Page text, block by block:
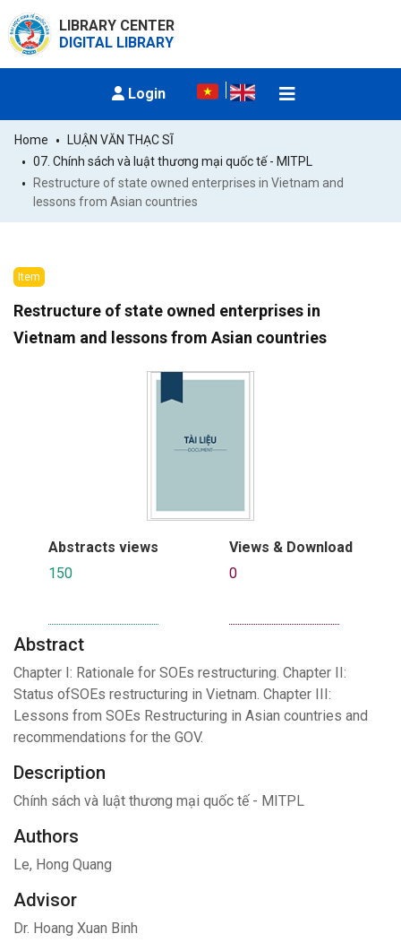
LIBRARY CENTER
DIGITAL LIBRARY
Login
Home
LUẬN VĂN THẠC SĨ
07. Chính sách và luật thương mại quốc tế - MITPL
Restructure of state owned enterprises in Vietnam and
lessons from Asian countries
Item
Restructure of state owned enterprises in
Vietnam and lessons from Asian countries
Abstracts views
150
Views & Download
0
Abstract
Chapter I: Rationale for SOEs restructuring. Chapter II:
Status ofSOEs restructuring in Vietnam. Chapter III:
Lessons from SOEs Restructuring in Asian countries and
recommendations for the GOV.
Description
Chính sách và luật thương mại quốc tế - MITPL
Authors
Le, Hong Quang
Advisor
Dr. Hoang Xuan Binh